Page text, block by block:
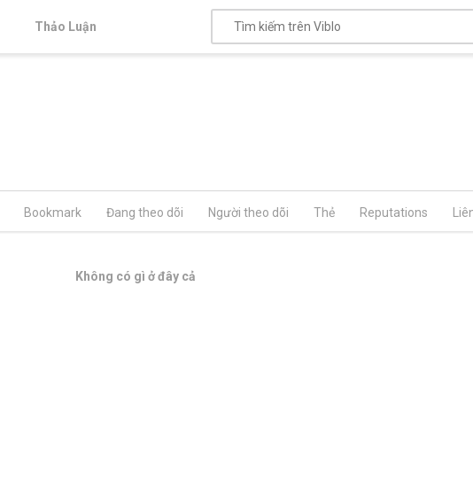
Thảo Luận
Bookmark Đang theo dõi Người theo dõi Thẻ Reputations
Không có gì ở đây cả